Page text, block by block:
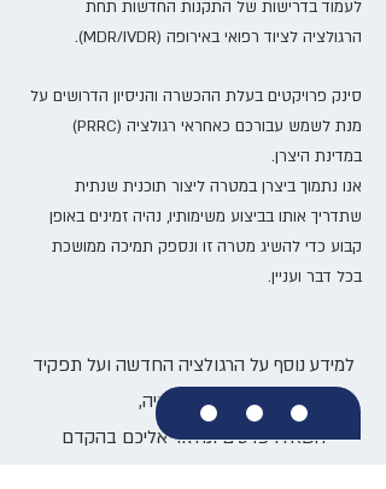
לעמוד בדרישות של התקנות החדשות תחת
הרגולציה לציוד רפואי באירופה (MDR/IVDR).
סינק פרויקטים בעלת ההכשרה והניסיון הדרושים על
מנת לשמש עבורכם כאחראי רגולציה (PRRC)
במדינת היצרן.
אנו נתמוך ביצרן במטרה ליצור תוכנית שנתית
שתדריך אותו בביצוע משימותיו, נהיה זמינים באופן
קבוע כדי להשיג מטרה זו ונספק תמיכה ממושכת
בכל דבר ועניין.
למידע נוסף על הרגולציה החדשה ועל תפקיד
אחראי רגולציה,
השאירו פרטים ונחזור אליכם בהקדם